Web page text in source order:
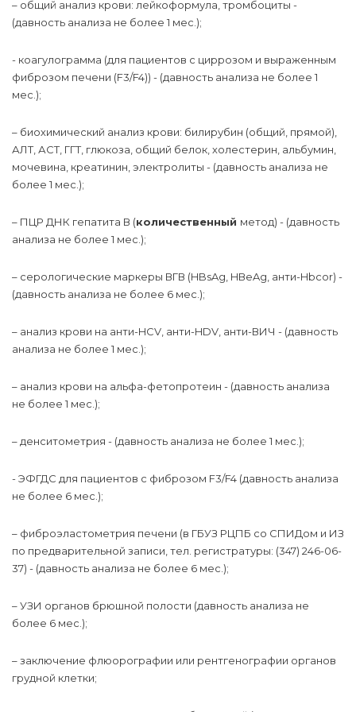
– общий анализ крови: лейкоформула, тромбоциты -
(давность анализа не более 1 мес.);
- коагулограмма (для пациентов с циррозом и выраженным
фиброзом печени (F3/F4)) - (давность анализа не более 1
мес.);
– биохимический анализ крови: билирубин (общий, прямой),
АЛТ, АСТ, ГГТ, глюкоза, общий белок, холестерин, альбумин,
мочевина, креатинин, электролиты - (давность анализа не
более 1 мес.);
– ПЦР ДНК гепатита В (количественный метод) - (давность
анализа не более 1 мес.);
– серологические маркеры ВГВ (HBsAg, HВеAg, анти-Hbcor) -
(давность анализа не более 6 мес.);
– анализ крови на анти-HCV, анти-HDV, анти-ВИЧ - (давность
анализа не более 1 мес.);
– анализ крови на альфа-фетопротеин - (давность анализа
не более 1 мес.);
– денситометрия - (давность анализа не более 1 мес.);
- ЭФГДС для пациентов с фиброзом F3/F4 (давность анализа
не более 6 мес.);
– фиброэластометрия печени (в ГБУЗ РЦПБ со СПИДом и ИЗ
по предварительной записи, тел. регистратуры: (347) 246-06-
37) - (давность анализа не более 6 мес.);
–УЗИ органов брюшной полости (давность анализа не
более 6 мес.);
–заключение флюорографии или рентгенографии органов
грудной клетки;